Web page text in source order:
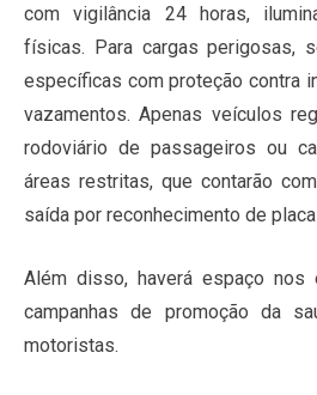
com vigilância 24 horas,
físicas. Para cargas perigosas,
específicas com proteção contra
vazamentos. Apenas veículos
rodoviário de passageiros ou
áreas restritas, que contarão
saída por reconhecimento de
Além disso, haverá espaço nos
campanhas de promoção da
motoristas.